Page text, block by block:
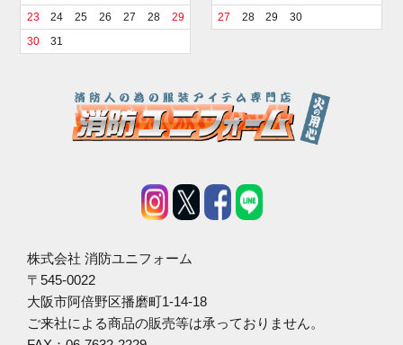
23
24 25 26 27 28
29
30
31
27
28 29 30
株式会社 消防ユニフォーム
〒545-0022
大阪市阿倍野区播磨町1-14-18
ご来社による商品の販売等は承っておりません。